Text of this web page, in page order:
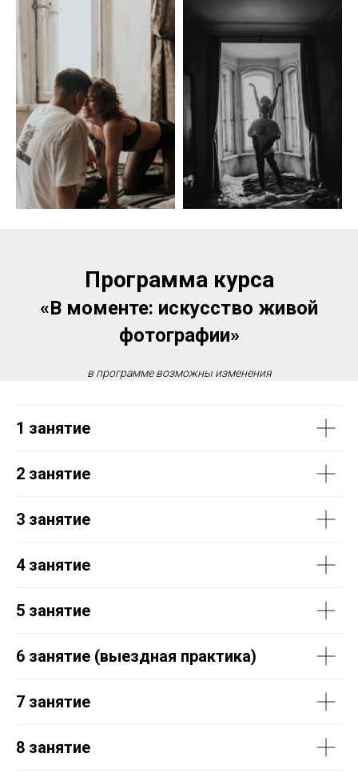
Программа курса
«В моменте: искусство живой
фотографии»
в программе возможны изменения
1 занятие
2 занятие
3 занятие
4 занятие
5 занятие
6 занятие (выездная практика)
7 занятие
8 занятие